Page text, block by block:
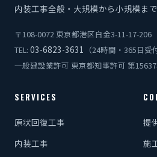
内装工事全般・大規模から小規模ま
〒108-0072 東京都港区白金3-11-17-206
TEL: 03-6823-3631
（24時間・365日受
一般建設業許可 東京都知事許可 第
SERVICES
原状回復工事
内装工事
提
施